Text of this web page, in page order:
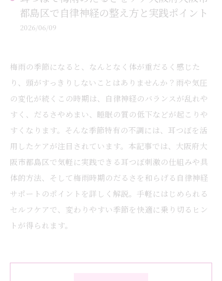
都島区で自律神経の整え方と実践ポイント
2026/06/09
梅雨の季節になると、なんとなく体が重だるく感じた
り、頭がすっきりしないことはありませんか？雨や気圧
の変化が続くこの時期は、自律神経のバランスが乱れや
すく、だるさやめまい、睡眠の質の低下などが起こりや
すくなります。そんな季節特有の不調には、耳つぼを活
用したケアが注目されています。本記事では、大阪府大
阪市都島区で気軽に実践できる耳つぼ刺激の仕組みや具
体的方法、そして梅雨時期のだるさを和らげる自律神経
サポートのポイントを詳しく解説。手軽にはじめられる
セルフケアで、変わりやすい季節を快適に乗り切るヒン
トが得られます。